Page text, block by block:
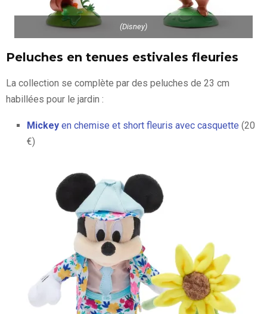
(Disney)
Peluches en tenues estivales fleuries
La collection se complète par des peluches de 23 cm
habillées pour le jardin :
Mickey en chemise et short fleuris avec casquette (20
€)